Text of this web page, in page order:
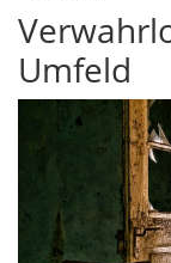
Umfeld